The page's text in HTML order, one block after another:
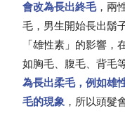
會改為長出終毛，兩
毛，男生開始長出鬍
「雄性素」的影響，
如胸毛、腹毛、背毛
為長出柔毛，例如雄
毛的現象 ，所以頭髮